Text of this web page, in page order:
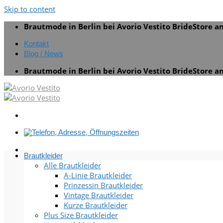
Skip to content
Brautmode in Berlin bei Avorio Vestito BrideStore
Kontakt
Blog / News
Brautmode in Berlin bei Avorio Vestito BrideStore
Brautkleider
Alle Brautkleider
A-Linie Brautkleider
Prinzessin Brautkleider
Vintage Brautkleider
Kurze Brautkleider
Plus Size Brautkleider